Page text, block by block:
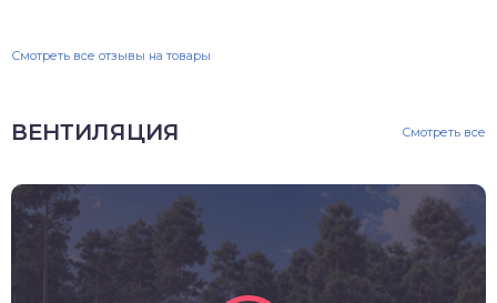
Смотреть все отзывы на товары
ВЕНТИЛЯЦИЯ Смотреть все